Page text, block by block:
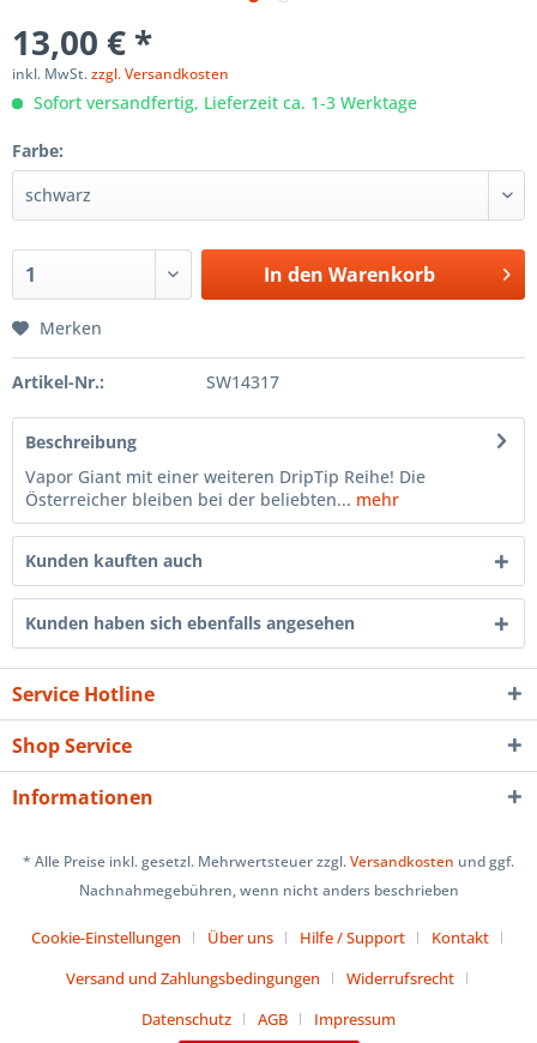
13,00 € *
inkl. MwSt.zzgl. Versandkosten
Sofort versandfertig, Lieferzeit ca. 1-3 Werktage
Farbe:
In den Warenkorb
Merken
Artikel-Nr.: SW14317
Beschreibung
Vapor Giant mit einer weiteren DripTip Reihe! Die
Österreicher bleiben bei der beliebten... mehr
Kunden kauften auch
Kunden haben sich ebenfalls angesehen
Service Hotline
Shop Service
Informationen
* Alle Preise inkl. gesetzl. Mehrwertsteuer zzgl.Versandkosten und ggf.
Nachnahmegebühren, wenn nicht anders beschrieben
Cookie-Einstellungen Über uns Hilfe / Support
Kontakt
Versand und Zahlungsbedingungen
Widerrufsrecht
Datenschutz
AGB Impressum